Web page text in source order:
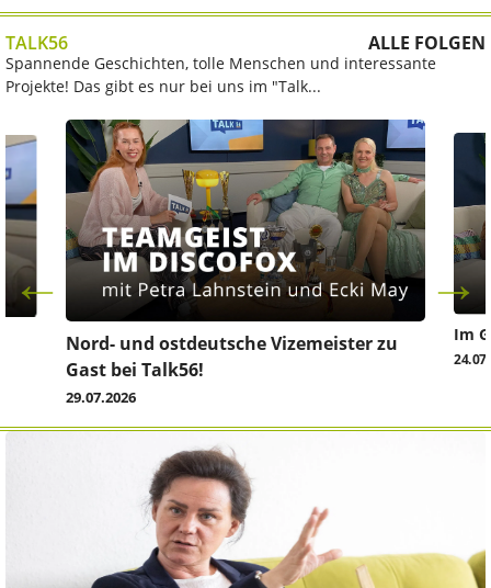
TALK56 ALLE FOLGEN
Spannende Geschichten, tolle Menschen und interessante
Projekte! Das gibt es nur bei uns im "Talk...
Nord- und ostdeutsche Vizemeister zu
Gast bei Talk56!
29.07.2026
Im